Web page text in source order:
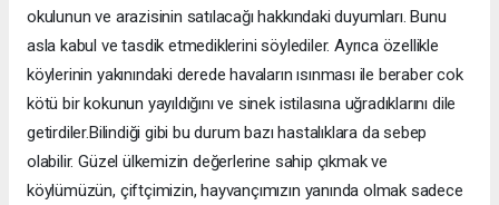
okulunun ve arazisinin satılacağı hakkındaki duyumları. Bunu
asla kabul ve tasdik etmediklerini söylediler. Ayrıca özellikle
köylerinin yakınındaki derede havaların ısınması ile beraber cok
kötü bir kokunun yayıldığını ve sinek istilasına uğradıklarını dile
getirdiler.Bilindiği gibi bu durum bazı hastalıklara da sebep
olabilir. Güzel ülkemizin değerlerine sahip çıkmak ve
köylümüzün, çiftçimizin, hayvançımızın yanında olmak sadece